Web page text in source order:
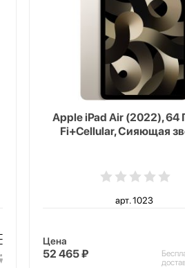
Apple iPad Air (2022), 64
Fi+Cellular, Сияющая
арт. 1023
Цена
52 465 ₽